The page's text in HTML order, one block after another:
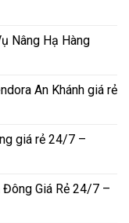
Nâng Hạ Hàng
An Khánh giá rẻ
giá rẻ 24/7 –
Đông Giá Rẻ 24/7 –